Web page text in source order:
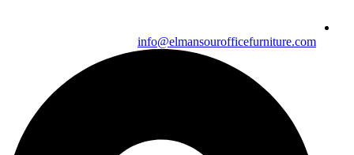
info@elmansourofficefurniture.com